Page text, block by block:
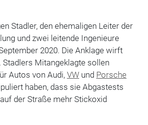
Stadler, den ehemaligen Leiter der
und zwei leitende Ingenieure
2020. Die Anklage wirft
Mitangeklagte sollen
Autos von Audi,VWund Porsche
haben, dass sie Abgastests
der Straße mehr Stickoxid